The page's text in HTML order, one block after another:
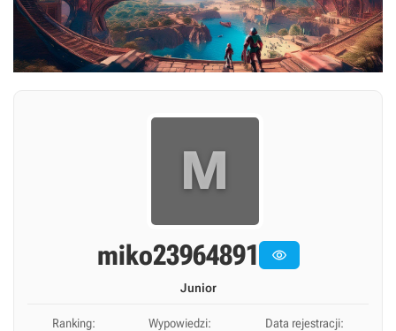
M
miko23964891 
Junior
Ranking: Wypowiedzi: Data rejestracji: